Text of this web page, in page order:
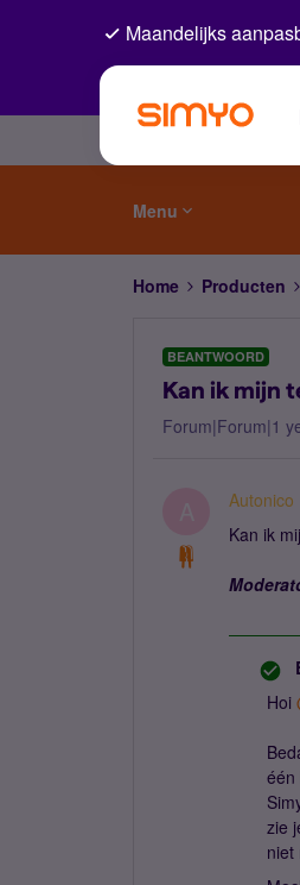
Maandelijks
Menu
Home Producten
BEANTWOORD
Kan ik mijn
Forum|Forum|1
Autonico
Kan ik
Hoi ​
één
zie
niet